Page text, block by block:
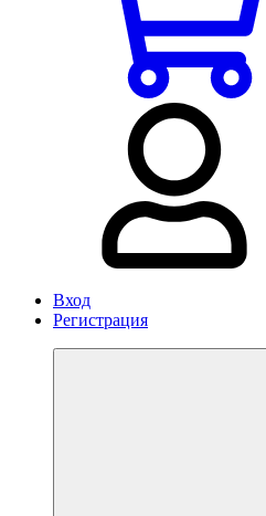
Вход
Регистрация